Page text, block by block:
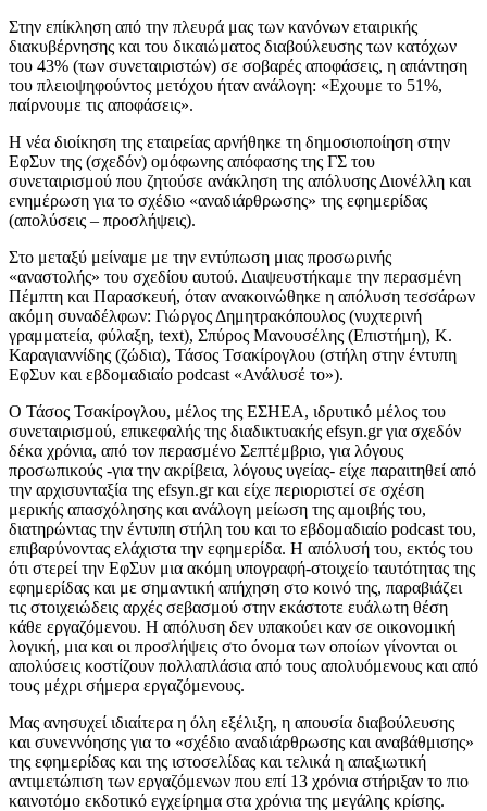
Στην επίκληση από την πλευρά μας των κανόνων εταιρικής
διακυβέρνησης και του δικαιώματος διαβούλευσης των κατόχων
του 43% (των συνεταιριστών) σε σοβαρές αποφάσεις, η απάντηση
του πλειοψηφούντος μετόχου ήταν ανάλογη: «Εχουμε το 51%,
παίρνουμε τις αποφάσεις».
Η νέα διοίκηση της εταιρείας αρνήθηκε τη δημοσιοποίηση στην
ΕφΣυν της (σχεδόν) ομόφωνης απόφασης της ΓΣ του
συνεταιρισμού που ζητούσε ανάκληση της απόλυσης Διονέλλη και
ενημέρωση για το σχέδιο «αναδιάρθρωσης» της εφημερίδας
(απολύσεις – προσλήψεις).
Στο μεταξύ μείναμε με την εντύπωση μιας προσωρινής
«αναστολής» του σχεδίου αυτού. Διαψευστήκαμε την περασμένη
Πέμπτη και Παρασκευή, όταν ανακοινώθηκε η απόλυση τεσσάρων
ακόμη συναδέλφων: Γιώργος Δημητρακόπουλος (νυχτερινή
γραμματεία, φύλαξη, text), Σπύρος Μανουσέλης (Επιστήμη), Κ.
Καραγιαννίδης (ζώδια), Τάσος Τσακίρογλου (στήλη στην έντυπη
ΕφΣυν και εβδομαδιαίο podcast «Ανάλυσέ το»).
Ο Τάσος Τσακίρογλου, μέλος της ΕΣΗΕΑ, ιδρυτικό μέλος του
συνεταιρισμού, επικεφαλής της διαδικτυακής efsyn.gr για σχεδόν
δέκα χρόνια, από τον περασμένο Σεπτέμβριο, για λόγους
προσωπικούς -για την ακρίβεια, λόγους υγείας- είχε παραιτηθεί από
την αρχισυνταξία της efsyn.gr και είχε περιοριστεί σε σχέση
μερικής απασχόλησης και ανάλογη μείωση της αμοιβής του,
διατηρώντας την έντυπη στήλη του και το εβδομαδιαίο podcast του,
επιβαρύνοντας ελάχιστα την εφημερίδα. Η απόλυσή του, εκτός του
ότι στερεί την ΕφΣυν μια ακόμη υπογραφή-στοιχείο ταυτότητας της
εφημερίδας και με σημαντική απήχηση στο κοινό της, παραβιάζει
τις στοιχειώδεις αρχές σεβασμού στην εκάστοτε ευάλωτη θέση
κάθε εργαζόμενου. Η απόλυση δεν υπακούει καν σε οικονομική
λογική, μια και οι προσλήψεις στο όνομα των οποίων γίνονται οι
απολύσεις κοστίζουν πολλαπλάσια από τους απολυόμενους και από
τους μέχρι σήμερα εργαζόμενους.
Μας ανησυχεί ιδιαίτερα η όλη εξέλιξη, η απουσία διαβούλευσης
και συνεννόησης για το «σχέδιο αναδιάρθρωσης και αναβάθμισης»
της εφημερίδας και της ιστοσελίδας και τελικά η απαξιωτική
αντιμετώπιση των εργαζόμενων που επί 13 χρόνια στήριξαν το πιο
καινοτόμο εκδοτικό εγχείρημα στα χρόνια της μεγάλης κρίσης.